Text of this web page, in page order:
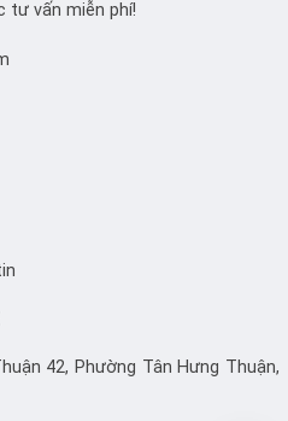
tư vấn miễn phí!
42, Phường Tân Hưng Thuận,